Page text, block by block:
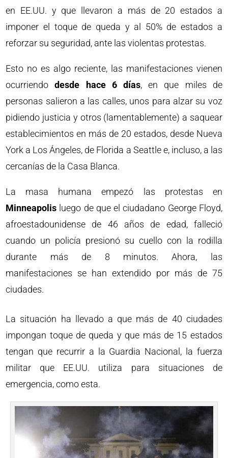
en EE.UU. y que llevaron a más de 20 estados a
imponer el toque de queda y al 50% de estados a
reforzar su seguridad, ante las violentas protestas.
Esto no es algo reciente, las manifestaciones vienen
ocurriendodesde hace 6 días, en que miles de
personas salieron a las calles, unos para alzar su voz
pidiendo justicia y otros (lamentablemente) a saquear
establecimientos en más de 20 estados, desde Nueva
York a Los Ángeles, de Florida a Seattle e, incluso, a las
cercanías de la Casa Blanca.
La masa humana empezó las protestas en
Minneapolis luego de que el ciudadano George Floyd,
afroestadounidense de 46 años de edad, falleció
cuando un policía presionó su cuello con la rodilla
durante más de 8 minutos. Ahora, las
manifestaciones se han extendido por más de 75
ciudades.
La situación ha llevado a que más de 40 ciudades
impongan toque de queda y que más de 15 estados
tengan que recurrir a la Guardia Nacional, la fuerza
militar que EE.UU. utiliza para situaciones de
emergencia, como esta.